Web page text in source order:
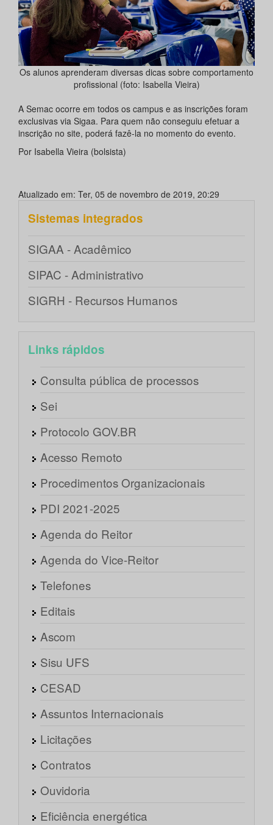
Os alunos aprenderam diversas dicas sobre comportamento
profissional (foto: Isabella Vieira)
A Semac ocorre em todos os campus e as inscrições foram
exclusivas via Sigaa. Para quem não conseguiu efetuar a
inscrição no site, poderá fazê-la no momento do evento.
Por Isabella Vieira (bolsista)
Atualizado em: Ter, 05 de novembro de 2019, 20:29
Sistemas integrados
SIGAA - Acadêmico
SIPAC - Administrativo
SIGRH - Recursos Humanos
Links rápidos
Consulta pública de processos
Sei
Protocolo GOV.BR
Acesso Remoto
Procedimentos Organizacionais
PDI 2021-2025
Agenda do Reitor
Agenda do Vice-Reitor
Telefones
Editais
Ascom
Sisu UFS
CESAD
Assuntos Internacionais
Licitações
Contratos
Ouvidoria
Eficiência energética